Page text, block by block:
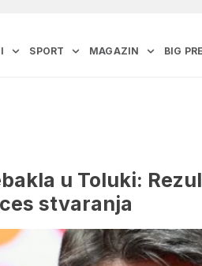
SPORT MAGAZIN BIG
u Toluki:
stvaranja